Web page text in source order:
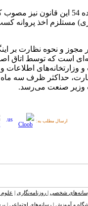
مجلس شورای اسلامی با تصویب ماده 54 این
مستلزم اخذ پروانه کسب
و نحوه نظارت بر
است که توسط اتاق
اطلاعات و
حداکثر ظرف سه ماه
وزیر صنعت می‌رسد.
ارسال مطلب به:
شخصی روزنامه‌نگاری علوم
و آموزش رسانه‌های اجتماعی